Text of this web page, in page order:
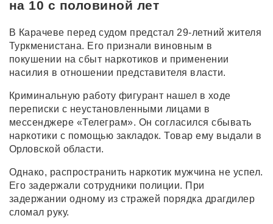
на 10 с половиной лет
В Карачеве перед судом предстал 29-летний жителя
Туркменистана. Его признали виновным в
покушении на сбыт наркотиков и применении
насилия в отношении представителя власти.
Криминальную работу фигурант нашел в ходе
переписки с неустановленными лицами в
мессенджере «Телеграм». Он согласился сбывать
наркотики с помощью закладок. Товар ему выдали в
Орловской области.
Однако, распространить наркотик мужчина не успел.
Его задержали сотрудники полиции. При
задержании одному из стражей порядка драгдилер
сломал руку.